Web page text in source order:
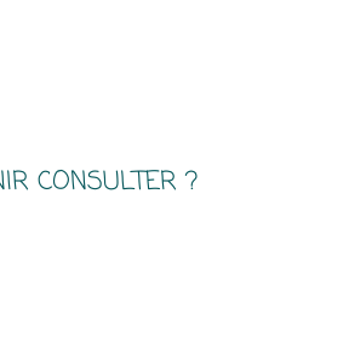
CONSULTER ?